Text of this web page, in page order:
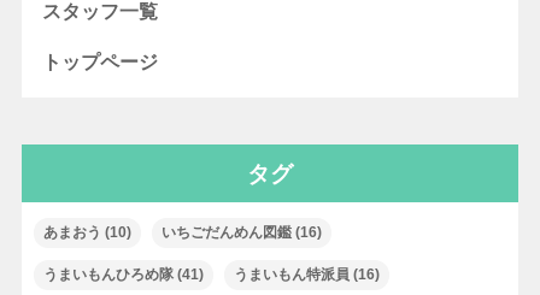
スタッフ一覧
トップページ
タグ
あまおう (10) いちごだんめん図鑑(16)
うまいもんひろめ隊(41) うまいもん特派員 (16)